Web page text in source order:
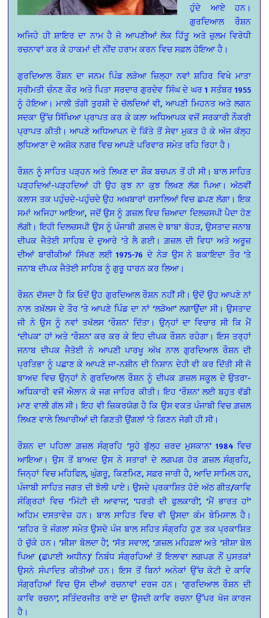
ਹੁੰਦੇ ਆਏ ਹਨ।
ਗੁਰਦਿਆਲ ਰੌਸ਼ਨ
ਅਜਿਹੇ ਹੀ ਸ਼ਾਇਰ ਦਾ ਨਾਮ ਹੈ ਜੋ ਆਪਣੀਆਂ ਲੋਕ ਹਿੱਤੂ ਅਤੇ ਜ਼ੁਲਮ ਵਿਰੋਧੀ
ਰਚਨਾਵਾਂ ਕਰ ਕੇ ਹਾਕਮਾਂ ਦੀ ਨੀਂਦ ਹਰਾਮ ਕਰਨ ਵਿਚ ਸਫ਼ਲ ਹੋਇਆ ਹੈ।
ਗੁਰਦਿਆਲ ਰੌਸ਼ਨ ਦਾ ਜਨਮ ਪਿੰਡ ਲੜੋਆ ਜ਼ਿਲ੍ਹਾ ਨਵਾਂ ਸ਼ਹਿਰ ਵਿਖੇ ਮਾਤਾ
ਸ੍ਰੀਮਤੀ ਚੰਨਣ ਕੌਰ ਅਤੇ ਪਿਤਾ ਸਰਦਾਰ ਗੁਰਦੇਵ ਸਿੰਘ ਦੇ ਘਰ 1 ਸਤੰਬਰ 1955
ਨੂੰ ਹੋਇਆ। ਮਾਲੀ ਤੰਗੀ ਤੁਰਸ਼ੀ ਦੇ ਚੱਲਦਿਆਂ ਵੀ, ਆਪਣੀ ਮਿਹਨਤ ਅਤੇ ਲਗਨ
ਸਦਕਾ ਉੱਚ ਸਿੱਖਿਆ ਪ੍ਰਾਪਤ ਕਰ ਕੇ ਕਲਾ ਅਧਿਆਪਕ ਵਜੋਂ ਸਰਕਾਰੀ ਨੌਕਰੀ
ਪ੍ਰਾਪਤ ਕੀਤੀ। ਆਪਣੇ ਅਧਿਆਪਨ ਦੇ ਕਿੱਤੇ ਤੋਂ ਸੇਵਾ ਮੁਕਤ ਹੋ ਕੇ ਅੱਜ ਕੱਲ੍ਹ
ਲੁਧਿਆਣਾ ਦੇ ਅਸ਼ੋਕ ਨਗਰ ਵਿਚ ਆਪਣੇ ਪਰਿਵਾਰ ਸਮੇਤ ਰਹਿ ਰਿਹਾ ਹੈ।
ਰੌਸ਼ਨ ਨੂੰ ਸਾਹਿਤ ਪੜ੍ਹਨ ਅਤੇ ਲਿਖਣ ਦਾ ਸ਼ੌਕ ਬਚਪਨ ਤੋਂ ਹੀ ਸੀ। ਬਾਲ ਸਾਹਿਤ
ਪੜ੍ਹਦਿਆਂ-ਪੜ੍ਹਦਿਆਂ ਹੀ ਉਹ ਕੁਝ ਨਾ ਕੁਝ ਲਿਖਣ ਲੱਗ ਪਿਆ। ਅੱਠਵੀਂ
ਕਲਾਸ ਤਕ ਪਹੁੰਚਦੇ-ਪਹੁੰਚਦੇ ਉਹ ਅਖ਼ਬਾਰਾਂ ਰਸਾਲਿਆਂ ਵਿਚ ਛਪਣ ਲੱਗਾ। ਇਕ
ਸਮਾਂ ਅਜਿਹਾ ਆਇਆ, ਜਦੋਂ ਉਸ ਨੂੰ ਗ਼ਜ਼ਲ ਵਿਚ ਜ਼ਿਆਦਾ ਦਿਲਚਸਪੀ ਪੈਦਾ ਹੋਣ
ਲੱਗੀ। ਇਹੀ ਦਿਲਚਸਪੀ ਉਸ ਨੂੰ ਪੰਜਾਬੀ ਗ਼ਜ਼ਲ ਦੇ ਬਾਬਾ ਬੋਹੜ, ਉਸਤਾਦ ਜਨਾਬ
ਦੀਪਕ ਜੈਤੋਈ ਸਾਹਿਬ ਦੇ ਦੁਆਰੇ ’ਤੇ ਲੈ ਗਈ। ਗ਼ਜ਼ਲ ਦੀ ਵਿਧਾ ਅਤੇ ਅਰੂਜ਼
ਦੀਆਂ ਬਾਰੀਕੀਆਂ ਸਿੱਖਣ ਲਈ 1975-76 ਦੇ ਨੇੜ ਉਸ ਨੇ ਬਕਾਇਦਾ ਤੌਰ ’ਤੇ
ਜਨਾਬ ਦੀਪਕ ਜੈਤੋਈ ਸਾਹਿਬ ਨੂੰ ਗੁਰੂ ਧਾਰਨ ਕਰ ਲਿਆ।
ਰੌਸ਼ਨ ਦੱਸਦਾ ਹੈ ਕਿ ਓਦੋਂ ਉਹ ਗੁਰਦਿਆਲ ਰੌਸ਼ਨ ਨਹੀਂ ਸੀ। ਉਦੋਂ ਉਹ ਆਪਣੇ ਨਾਂ
ਨਾਲ ਤਖ਼ੱਲਸ ਦੇ ਤੌਰ ’ਤੇ ਆਪਣੇ ਪਿੰਡ ਦਾ ਨਾਂ ‘ਲੜੋਆ’ ਲਗਾਉਂਦਾ ਸੀ। ਉਸਤਾਦ
ਜੀ ਨੇ ਉਸ ਨੂੰ ਨਵਾਂ ਤਖੱਲਸ ‘ਰੌਸ਼ਨ’ ਦਿੱਤਾ। ਉਨ੍ਹਾਂ ਦਾ ਵਿਚਾਰ ਸੀ ਕਿ ਮੈਂ
‘ਦੀਪਕ’ ਹਾਂ ਅਤੇ ‘ਰੌਸ਼ਨ’ ਕਰ ਕਰ ਕੇ ਇਹ ਦੀਪਕ ਰੌਸ਼ਨ ਰਹੇਗਾ। ਇਸ ਤਰ੍ਹਾਂ
ਜਨਾਬ ਦੀਪਕ ਜੈਤੋਈ ਨੇ ਆਪਣੀ ਪਾਰਖੂ ਅੱਖ ਨਾਲ ਗੁਰਦਿਆਲ ਰੌਸ਼ਨ ਦੀ
ਪ੍ਰਤਿਭਾ ਨੂੰ ਪਛਾਣ ਕੇ ਆਪਣੇ ਜਾ-ਨਸ਼ੀਨ ਦੀ ਨਿਸ਼ਾਨ ਦੇਹੀ ਵੀ ਕਰ ਦਿੱਤੀ ਸੀ ਜੋ
ਬਾਅਦ ਵਿਚ ਉਨ੍ਹਾਂ ਨੇ ਗੁਰਦਿਆਲ ਰੌਸ਼ਨ ਨੂੰ ਦੀਪਕ ਗ਼ਜ਼ਲ ਸਕੂਲ ਦੇ ਉਤਰਾ-
ਅਧਿਕਾਰੀ ਵਜੋਂ ਐਲਾਨ ਕੇ ਜਗ ਜਾਹਿਰ ਕੀਤੀ। ਇਹ ‘ਰੌਸ਼ਨ’ ਲਈ ਬਹੁਤ ਵੱਡੀ
ਮਾਣ ਵਾਲੀ ਗੱਲ ਸੀ। ਇਹ ਵੀ ਜ਼ਿਕਰਯੋਗ ਹੈ ਕਿ ਉਸ ਵਕਤ ਪੰਜਾਬੀ ਵਿਚ ਗ਼ਜ਼ਲ
ਲਿਖਣ ਵਾਲੇ ਲਿਖਾਰੀਆਂ ਦੀ ਗਿਣਤੀ ਉਂਗਲਾਂ ’ਤੇ ਗਿਣਨ ਜੋਗੀ ਹੀ ਸੀ।
ਰੌਸ਼ਨ ਦਾ ਪਹਿਲਾ ਗ਼ਜ਼ਲ ਸੰਗ੍ਰਹਿ ‘ਸੂਹੇ ਬੁੱਲ੍ਹ ਜ਼ਰਦ ਮੁਸਕਾਨ’ 1984 ਵਿਚ
ਆਇਆ। ਉਸ ਤੋਂ ਬਾਅਦ ਉਸ ਨੇ ਸਤਾਰਾਂ ਦੇ ਲਗਪਗ ਹੋਰ ਗ਼ਜ਼ਲ ਸੰਗ੍ਰਹਿ,
ਜਿਨ੍ਹਾਂ ਵਿਚ ਮਹਿਫਿਲ, ਘੁੰਗਰੂ, ਕਿਣਮਿਣ, ਸਫ਼ਰ ਜਾਰੀ ਹੈ, ਆਦਿ ਸਾਮਿਲ ਹਨ,
ਪੰਜਾਬੀ ਸਾਹਿਤ ਜਗਤ ਦੀ ਝੋਲੀ ਪਾਏ। ਉਸਦੇ ਪ੍ਰਕਾਸ਼ਿਤ ਹੋਏ ਅੱਠ ਗੀਤ/ਕਾਵਿ
ਸੰਗ੍ਰਿਹਾਂ ਵਿਚ ‘ਮਿੱਟੀ ਦੀ ਆਵਾਜ’, ‘ਧਰਤੀ ਦੀ ਫੁਲਕਾਰੀ’, ‘ਮੈਂ ਭਾਰਤ ਹਾਂ’
ਅਹਿਮ ਦਸਤਾਵੇਜ਼ ਹਨ। ਬਾਲ ਸਾਹਿਤ ਵਿਚ ਵੀ ਉਸਦਾ ਕੰਮ ਬੇਮਿਸਾਲ ਹੈ।
‘ਸ਼ਹਿਰ ਤੇ ਜੰਗਲ’ ਸਮੇਤ ਉਸਦੇ ਪੰਜ ਬਾਲ ਸਹਿਤ ਸੰਗ੍ਰਹਿ ਹੁਣ ਤਕ ਪ੍ਰਕਾਸ਼ਿਤ
ਹੋ ਚੁੱਕੇ ਹਨ। ‘ਸ਼ੀਸ਼ਾ ਬੋਲਦਾ ਹੈ’, ‘ਸੱਤ ਸਵਾਲ’, ‘ਗ਼ਜ਼ਲ ਮਹਿਫ਼ਲ’ ਅਤੇ ‘ਸ਼ੀਸ਼ਾ ਬੋਲ
ਪਿਆ (ਛਪਾਈ ਅਧੀਨ)’ ਨਿਬੰਧ ਸੰਗ੍ਰਹਿਆਂ ਤੋਂ ਇਲਾਵਾ ਲਗਪਗ ਨੌਂ ਪੁਸਤਕਾਂ
ਉਸਨੇ ਸੰਪਾਦਿਤ ਕੀਤੀਆਂ ਹਨ। ਇਸ ਤੋਂ ਬਿਨਾਂ ਅਨੇਕਾਂ ਉੱਚ ਕੋਟੀ ਦੇ ਕਾਵਿ
ਸੰਗ੍ਰਹਿਆਂ ਵਿਚ ਉਸ ਦੀਆਂ ਰਚਨਾਵਾਂ ਦਰਜ ਹਨ। ‘ਗੁਰਦਿਆਲ ਰੌਸ਼ਨ ਦੀ
ਕਾਵਿ ਰਚਨਾ’, ਸਤਿੰਦਰਜੀਤ ਰਾਏ ਦਾ ਉਸਦੀ ਕਾਵਿ ਰਚਨਾ ਉੱਪਰ ਖੋਜ ਕਾਰਜ
ਹੈ।